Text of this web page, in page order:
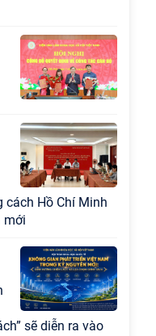
cách Hồ Chí Minh
mới
sẽ diễn ra vào